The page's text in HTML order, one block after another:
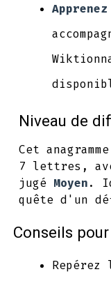
Niveau de
Cet
7 lettres,
jugé Moyen.
quête d'un
Conseils